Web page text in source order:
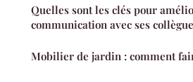
Quelles sont les clés pour
communication avec ses
Mobilier de jardin : comment